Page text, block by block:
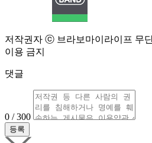
저작권자 ⓒ 브라보마이라이프 무
이용 금지
댓글
0 / 300